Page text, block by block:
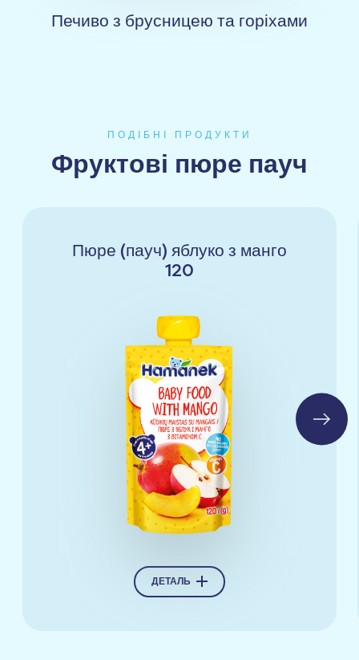
Печиво з брусницею та горіхами
ПОДІБНІ ПРОДУКТИ
Фруктові пюре пауч
Пюре (пауч) яблуко з манго
120
ДЕТАЛЬ